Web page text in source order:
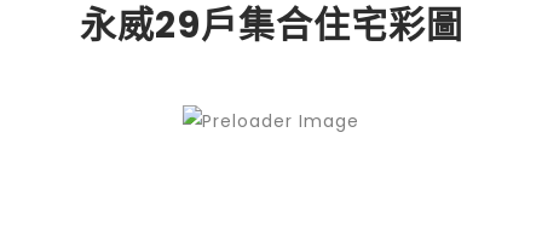
永威29戶集合住宅彩圖